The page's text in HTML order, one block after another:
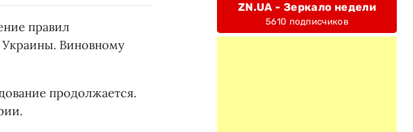
правил
Украины. Виновному
продолжается.
ZN.UA - Зеркало недели
5610 подписчиков